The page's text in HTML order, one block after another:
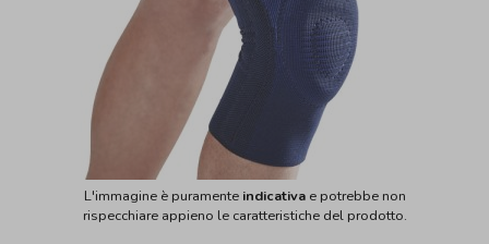
L'immagine è puramente indicativae potrebbe non
rispecchiare appieno le caratteristiche del prodotto.